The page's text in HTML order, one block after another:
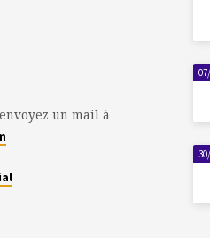
un mail à